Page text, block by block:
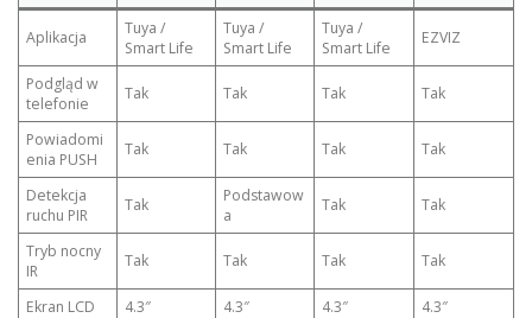
Aplikacja
Tuya /
Smart Life
Tuya /
Smart Life
Tuya /
Smart Life
EZVIZ
Podgląd w
telefonie
Tak Tak Tak Tak
Powiadomi
enia PUSH
Tak Tak Tak Tak
Detekcja
ruchu PIR
Tak
Podstawow
a
Tak Tak
Tryb nocny
IR
Tak Tak Tak Tak
Ekran LCD 4.3″ 4.3″ 4.3″
4.3″